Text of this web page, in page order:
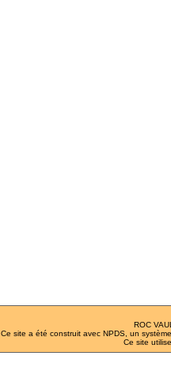
ROC
Ce site a été construit avec NPDS , un
Ce site